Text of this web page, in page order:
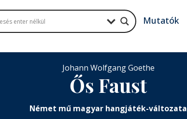
Mutatók
Johann Wolfgang Goethe
Ős Faust
Német mű magyar hangjáték-változata